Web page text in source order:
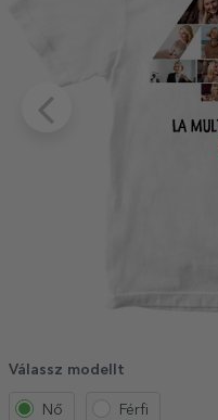
Válassz modellt
Nő Férfi